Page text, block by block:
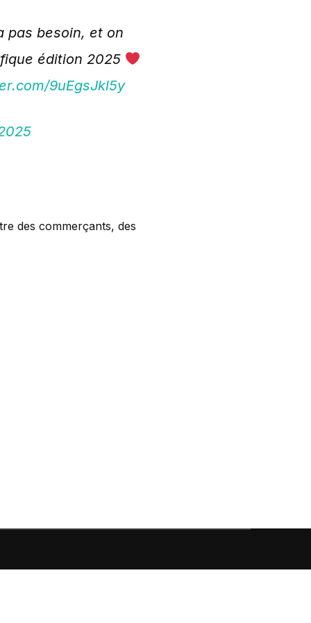
pas besoin, et on
édition 2025
9uEgsJkl5y
des commerçants, des